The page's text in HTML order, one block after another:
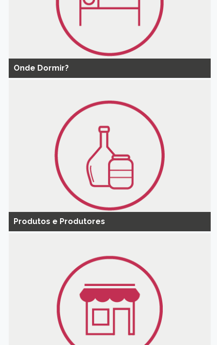
Onde Dormir?
Produtos e Produtores